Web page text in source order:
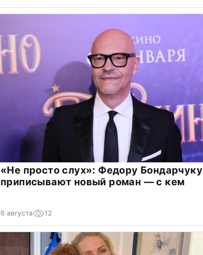
«Не просто слух»: Федору Бондарчуку
приписывают новый роман — с кем
6 августа 12